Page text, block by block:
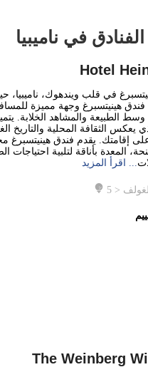
في ناميبيا
Hotel
في قلب ويندهوك، ناميبيا،
فندق هينيتسبرغ وجهة مميزة
الطبيعة والمشاهد الخلابة.
يعكس الثقافة المحلية والتاريخ
إقامتك. يقدم فندق هينيتسبرغ
المعدة بأناقة لتلبية
... اقرأ المزيد
The Weinberg